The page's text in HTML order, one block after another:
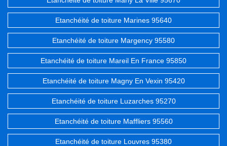
Etanchéité de toiture Marines 95640
Etanchéité de toiture Margency 95580
Etanchéité de toiture Mareil En France 95850
Etanchéité de toiture Magny En Vexin 95420
Etanchéité de toiture Luzarches 95270
Etanchéité de toiture Maffliers 95560
Etanchéité de toiture Louvres 95380